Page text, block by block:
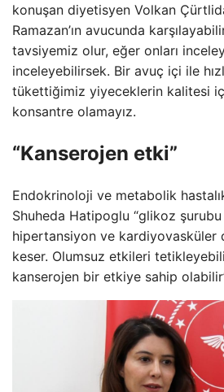
konuşan diyetisyen Volkan
Ramazan’ın avucunda
tavsiyemiz olur, eğer onları
inceleyebilirsek. Bir avuç içi ile
tükettiğimiz yiyeceklerin kalitesi
konsantre olamayız.
“Kanserojen etki”
Endokrinoloji ve metabolik
Shuheda Hatipoglu “glikoz
hipertansiyon ve kardiyovasküler
keser. Olumsuz etkileri
kanserojen bir etkiye sahip